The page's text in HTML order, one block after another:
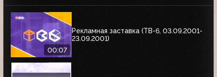
00:07
Рекламная заставка (ТВ-6, 03.09.2001-
23.09.2001)